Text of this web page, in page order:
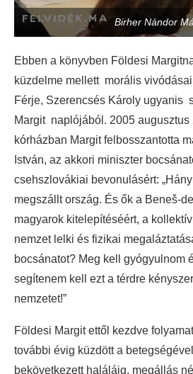
Birher Nándor
Ebben a könyvben Földesi
küzdelme mellett morális
Férje, Szerencsés Károly ugyanis
Margit naplójából. 2005 augusztus
kórházban Margit felbosszantotta
István, az akkori miniszter
csehszlovákiai bevonulásért:
megszállt ország. És ők a Beneš-
magyarok kitelepítéséért, a
nemzet lelki és fizikai
bocsánatot? Meg kell gyógyulnom
segítenem kell ezt a térdre
nemzetet!”
Földesi Margit ettől kezdve
további évig küzdött a
bekövetkezett haláláig, megállás